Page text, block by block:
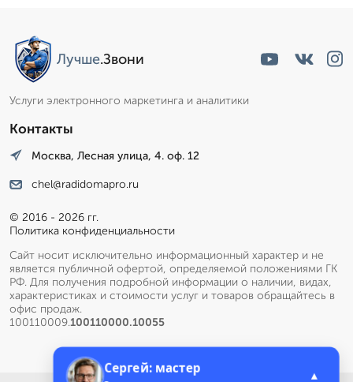
Лучше.Звони
Услуги электронного маркетинга и аналитики
Контакты
Москва, Лесная улица, 4. оф. 12
chel@radidomapro.ru
© 2016 - 2026 гг.
Политика конфиденциальности
Сайт носит исключительно информационный характер и не
является публичной офертой, определяемой положениями ГК
РФ. Для получения подробной информации о наличии, видах,
характеристиках и стоимости услуг и товаров обращайтесь в
офис продаж.
100110009.100110000.10055
Сергей: мастер ▲